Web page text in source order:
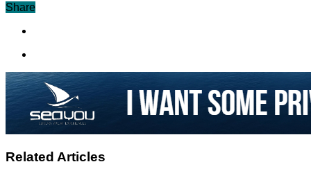
Share
Related Articles